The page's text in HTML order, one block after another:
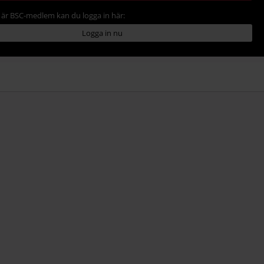
BSC-medlem kan du logga in här:
Logga in nu